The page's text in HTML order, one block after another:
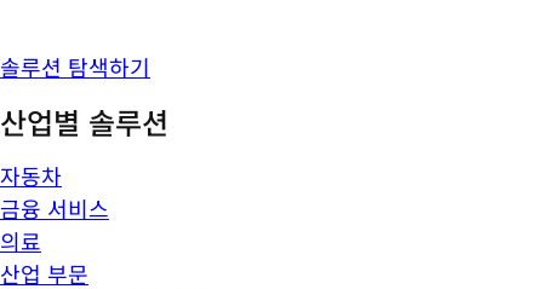
솔루션 탐색하기
산업별 솔루션
자동차
금융 서비스
의료
산업 부문